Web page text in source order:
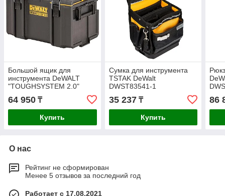
Большой ящик для
инструмента DeWALT
"TOUGHSYSTEM 2.0"
DWST83342-1
64 950 ₸
Купить
Сумка для инструмента
TSTAK DeWalt
DWST83541-1
35 237₸
Купить
86
О нас
Рейтинг не сформирован
Менее 5 отзывов за последний год
Работает с 17.08.2021